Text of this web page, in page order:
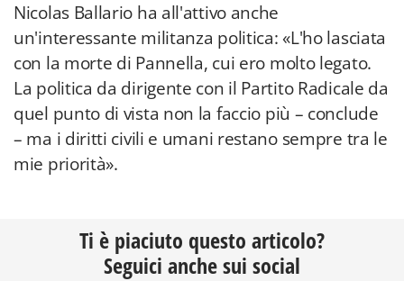
Nicolas Ballario ha all'attivo anche
un'interessante militanza politica: «L'ho lasciata
con la morte di Pannella, cui ero molto legato.
La politica da dirigente con il Partito Radicale da
quel punto di vista non la faccio più – conclude
– ma i diritti civili e umani restano sempre tra le
mie priorità».
Ti è piaciuto questo articolo?
Seguici anche sui social